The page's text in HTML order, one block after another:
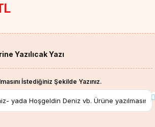
Yazılıcak Yazı
İstediğiniz Şekilde Yazınız.